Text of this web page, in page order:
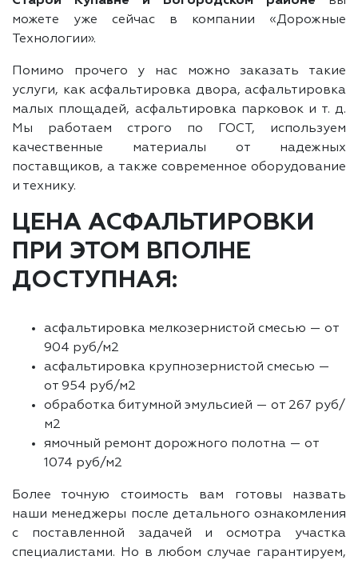
можете уже сейчас в компании «Дорожные
Технологии».
Помимо прочего у нас можно заказать такие
услуги, как асфальтировка двора, асфальтировка
малых площадей, асфальтировка парковок и т. д.
Мы работаем строго по ГОСТ, используем
качественные материалы от надежных
поставщиков, а также современное оборудование
и технику.
ЦЕНА АСФАЛЬТИРОВКИ
ПРИ ЭТОМ ВПОЛНЕ
ДОСТУПНАЯ:
асфальтировка мелкозернистой смесью — от
904 руб/м2
асфальтировка крупнозернистой смесью —
от 954 руб/м2
обработка битумной эмульсией — от 267 руб/
м2
ямочный ремонт дорожного полотна — от
1074 руб/м2
Более точную стоимость вам готовы назвать
наши менеджеры после детального ознакомления
с поставленной задачей и осмотра участка
специалистами. Но в любом случае гарантируем,